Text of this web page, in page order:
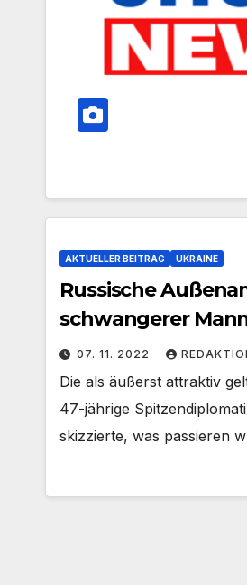
AKTUELLER BEITRAG UKRAINE
Russische
schwangerer
07. 11. 2022
Die als äußerst attraktiv
47-jährige
skizzierte, was passieren